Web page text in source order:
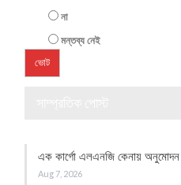
না
মন্তব্য নেই
এক কার্গো এলএনজি কেনায় অনুমোদন
Aug 7, 2026